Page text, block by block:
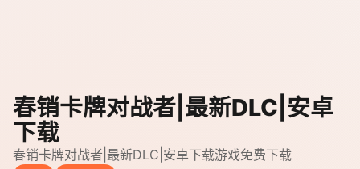
春销卡牌对战者|最新DLC|安卓
下载
春销卡牌对战者|最新DLC|安卓下载游戏免费下载